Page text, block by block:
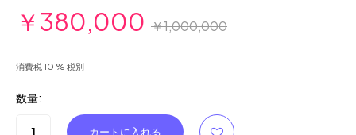
￥380,000 ￥1,000,000
消費税 10 % 税別
数量: